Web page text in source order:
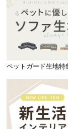
ペットガード生地特